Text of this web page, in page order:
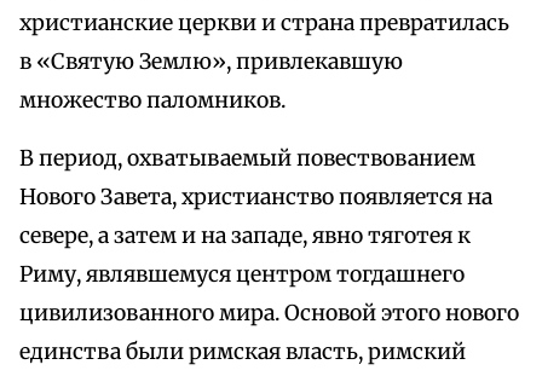
христианские церкви и страна превратилась
в «Святую Землю», привлекавшую
множество паломников.
В период, охватываемый повествованием
Нового Завета, христианство появляется на
севере, а затем и на западе, явно тяготея к
Риму, являвшемуся центром тогдашнего
цивилизованного мира. Основой этого нового
единства были римская власть, римский